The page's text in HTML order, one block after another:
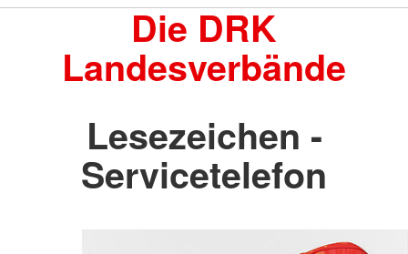
Die DRK
Landesverbände
Lesezeichen -
Servicetelefon